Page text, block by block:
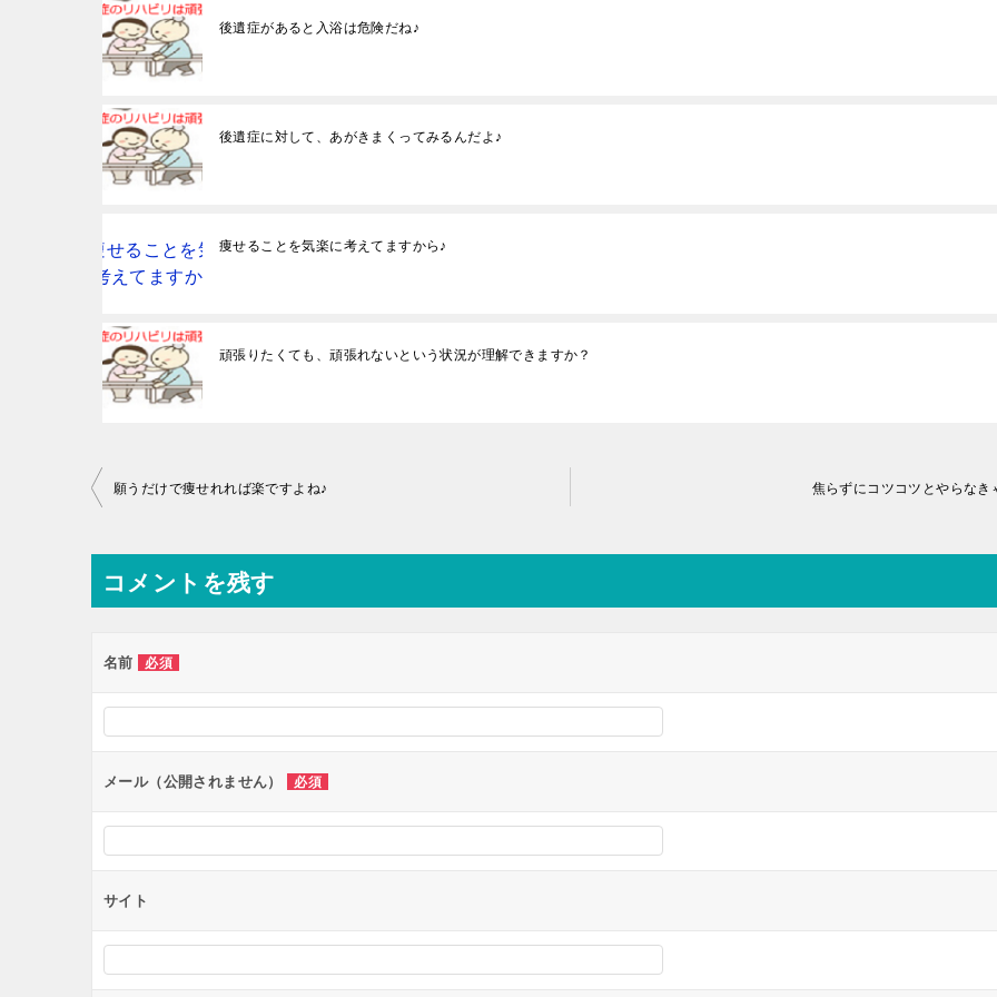
後遺症があると入浴は危険だね♪
後遺症に対して、あがきまくってみるんだよ♪
痩せることを気楽に考えてますから♪
頑張りたくても、頑張れないという状況が理解できますか？
投
ナ
ビ
ー
ョ
願うだけで痩せれれば楽ですよね♪ 焦らずにコツコツとやらなき
コメントを残す
名前 必須
メール（公開されません） 必須
サイト